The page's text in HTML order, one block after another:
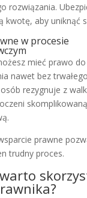
rozwiązania.
kwotę, aby uniknąć
w procesie
mieć prawo do
nawet bez
rezygnuje z
prawne
trudny proces.